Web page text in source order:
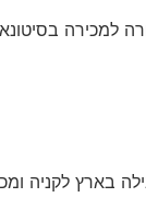
למכירה
בארץ לקניה